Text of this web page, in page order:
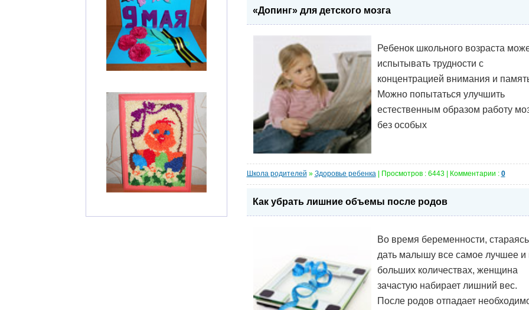
«Допинг» для детского мозга
Ребенок школьного возраста
испытывать трудности с
концентрацией внимания и
Можно попытаться улучшить
естественным образом работу
без особых
Школа родителей » Здоровье ребенка| Просмотров : 6443 | Комментарии : 0
Как убрать лишние объемы после родов
Во время беременности, стараясь
дать малышу все самое лучшее и
больших количествах, женщина
зачастую набирает лишний вес.
После родов отпадает